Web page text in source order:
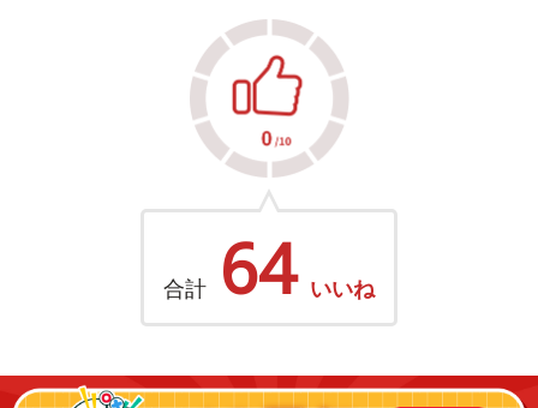
合計 64 いいね